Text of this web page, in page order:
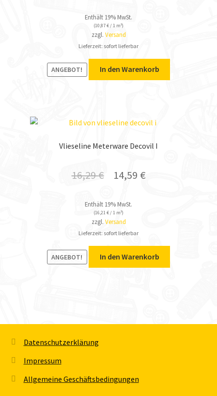
Enthält 19% MwSt.
(10,87€ / 1 m²)
zzgl. Versand
Lieferzeit: sofort lieferbar
ANGEBOT! In den Warenkorb
Vlieseline Meterware Decovil I
16,29€ 14,59 €
Enthält 19% MwSt.
(16,21€/ 1 m²)
zzgl. Versand
Lieferzeit: sofort lieferbar
ANGEBOT! In den Warenkorb
Datenschutzerklärung
Impressum
Allgemeine Geschäftsbedingungen